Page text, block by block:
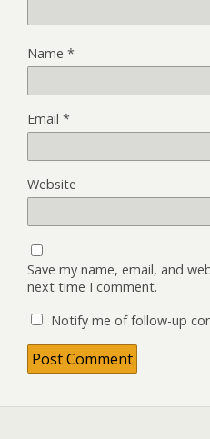
Name *
Email *
Website
Save my name, email, and
next time I comment.
Notify me of follow-up